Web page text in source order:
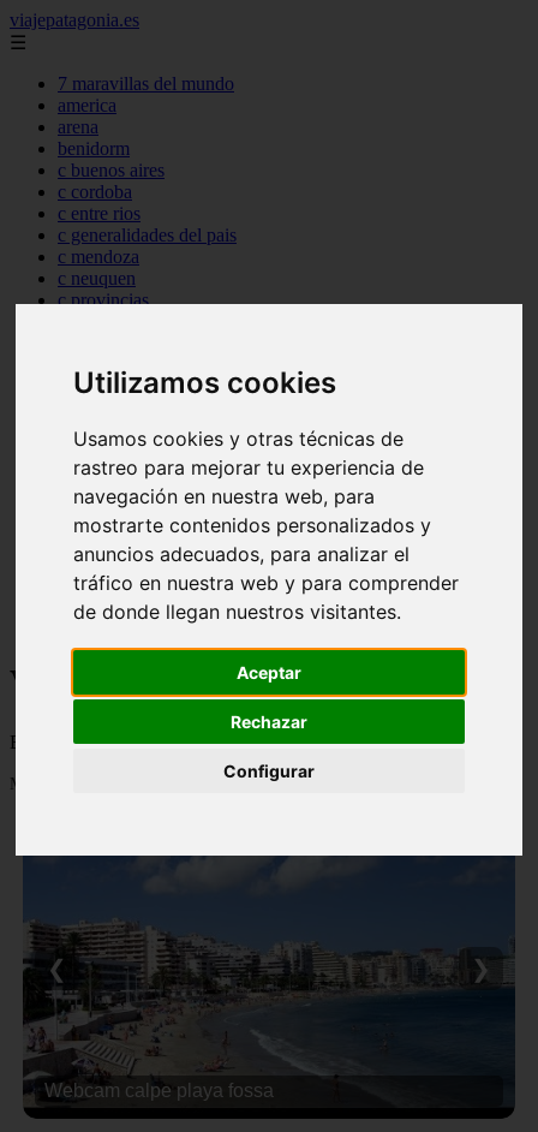
Utilizamos cookies
Usamos cookies y otras técnicas de
rastreo para mejorar tu experiencia de
navegación en nuestra web, para
mostrarte contenidos personalizados y
anuncios adecuados, para analizar el
tráfico en nuestra web y para comprender
de donde llegan nuestros visitantes.
Aceptar
Rechazar
Configurar
viajepatagonia.es
☰
7 maravillas del mundo
america
arena
benidorm
c buenos aires
c cordoba
c entre rios
c generalidades del pais
c mendoza
c neuquen
c provincias
c tucuman
carmen
category
destinos
gijon
lanzarote
live
monumentos
naturaleza
san
tenerife
Viajes a la Patagonia
Blog sobre la Patagonia en particular y sobre turismo en general
Mostrando 1 - 24 de 478 artículos
Webcam calpe playa fossa
❮ ❯